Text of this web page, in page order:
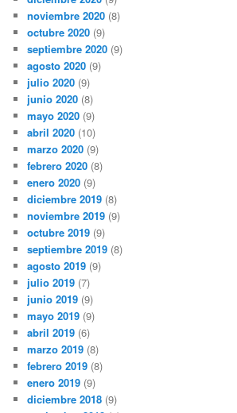
noviembre 2020 (8)
octubre 2020 (9)
septiembre 2020 (9)
agosto 2020 (9)
julio 2020 (9)
junio 2020 (8)
mayo 2020 (9)
abril 2020 (10)
marzo 2020 (9)
febrero 2020 (8)
enero 2020 (9)
diciembre 2019 (8)
noviembre 2019 (9)
octubre 2019 (9)
septiembre 2019 (8)
agosto 2019 (9)
julio 2019 (7)
junio 2019 (9)
mayo 2019 (9)
abril 2019 (6)
marzo 2019 (8)
febrero 2019 (8)
enero 2019 (9)
diciembre 2018 (9)